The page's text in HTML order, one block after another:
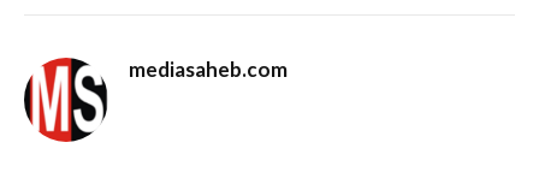
mediasaheb.com